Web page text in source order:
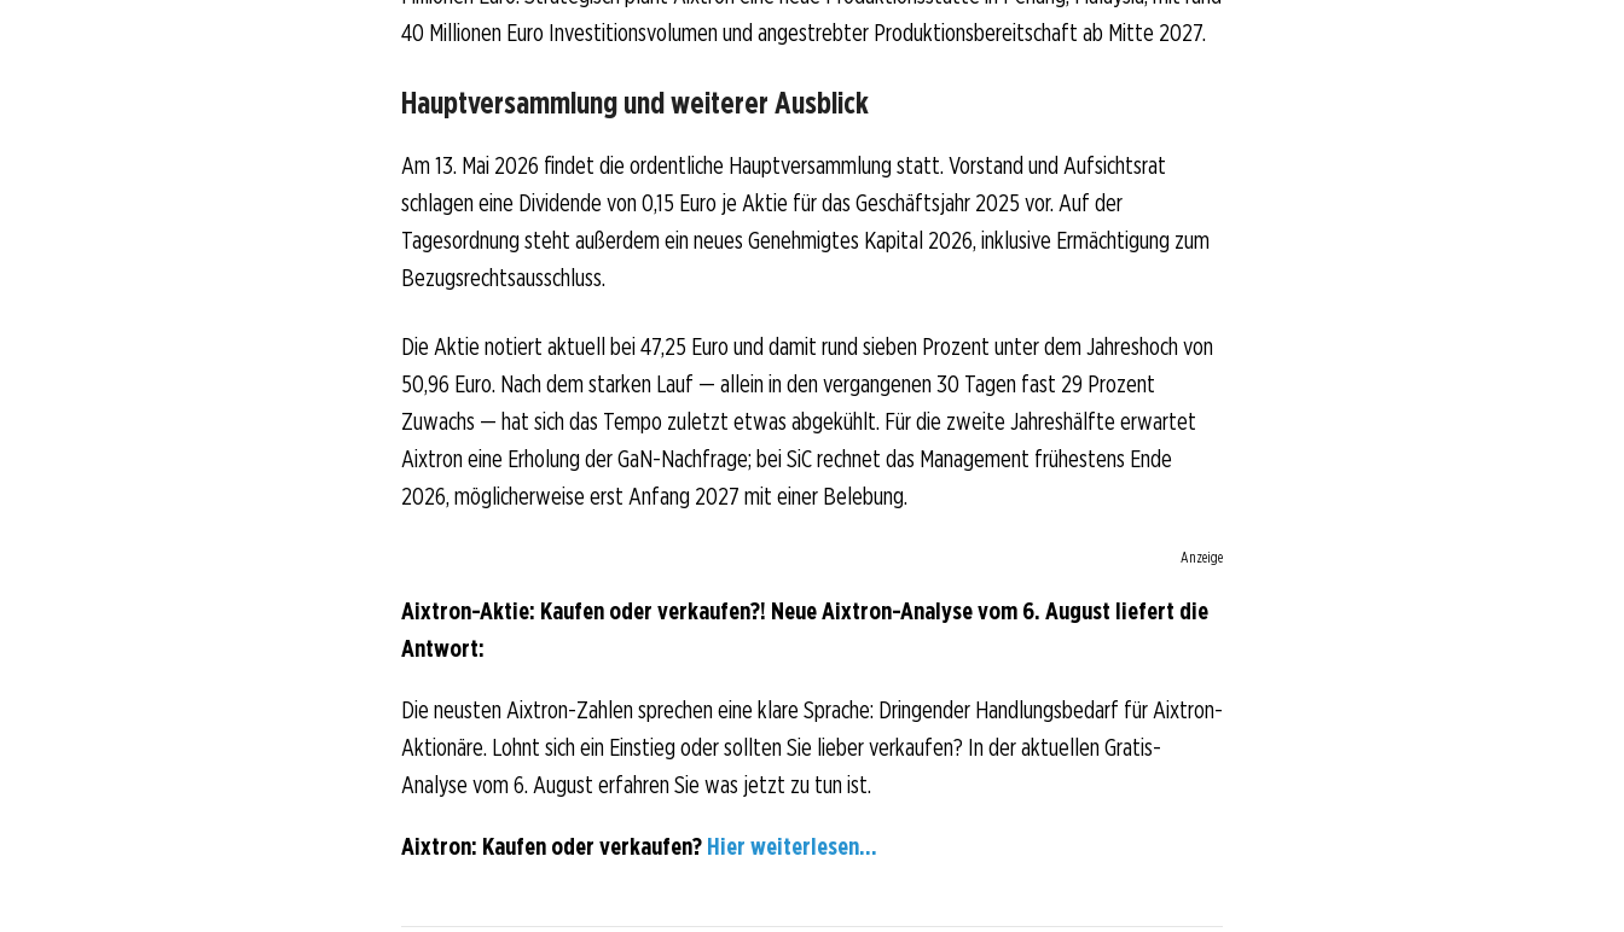
40 Millionen Euro Investitionsvolumen und angestrebter Produktionsbereitschaft ab Mitte 2027.
Hauptversammlung und weiterer Ausblick
Am 13. Mai 2026 findet die ordentliche Hauptversammlung statt. Vorstand und Aufsichtsrat
schlagen eine Dividende von 0,15 Euro je Aktie für das Geschäftsjahr 2025 vor. Auf der
Tagesordnung steht außerdem ein neues Genehmigtes Kapital 2026, inklusive Ermächtigung zum
Bezugsrechtsausschluss.
Die Aktie notiert aktuell bei 47,25 Euro und damit rund sieben Prozent unter dem Jahreshoch von
50,96 Euro. Nach dem starken Lauf — allein in den vergangenen 30 Tagen fast 29 Prozent
Zuwachs — hat sich das Tempo zuletzt etwas abgekühlt. Für die zweite Jahreshälfte erwartet
Aixtron eine Erholung der GaN-Nachfrage; bei SiC rechnet das Management frühestens Ende
2026, möglicherweise erst Anfang 2027 mit einer Belebung.
Anzeige
Aixtron-Aktie: Kaufen oder verkaufen?! Neue Aixtron-Analyse vom 6. August liefert die
Antwort:
Die neusten Aixtron-Zahlen sprechen eine klare Sprache: Dringender Handlungsbedarf für Aixtron-
Aktionäre. Lohnt sich ein Einstieg oder sollten Sie lieber verkaufen? In der aktuellen Gratis-
Analyse vom 6. August erfahren Sie was jetzt zu tun ist.
Aixtron: Kaufen oder verkaufen? Hier weiterlesen...